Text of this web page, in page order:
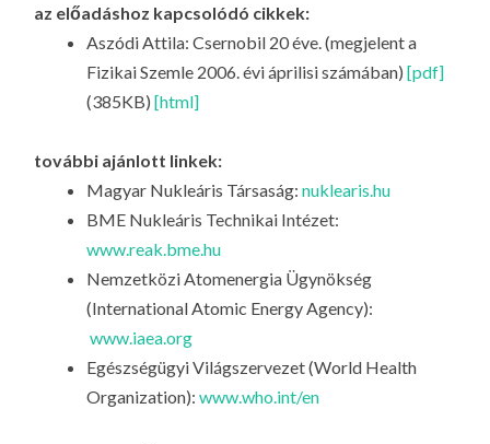
az előadáshoz kapcsolódó cikkek:
Aszódi Attila: Csernobil 20 éve. (megjelent a
Fizikai Szemle 2006. évi áprilisi számában)[pdf]
(385KB)[html]
további ajánlott linkek:
Magyar Nukleáris Társaság:nuklearis.hu
BME Nukleáris Technikai Intézet:
www.reak.bme.hu
Nemzetközi Atomenergia Ügynökség
(International Atomic Energy Agency):
www.iaea.org
Egészségügyi Világszervezet (World Health
Organization):www.who.int/en